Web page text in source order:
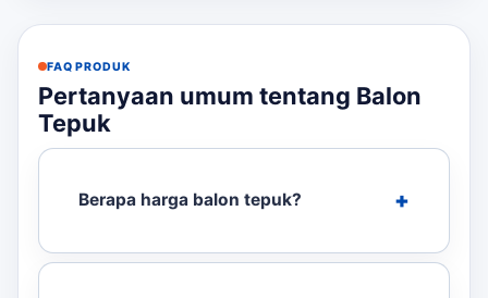
FAQ PRODUK
Pertanyaan umum tentang Balon
Tepuk
Berapa harga balon tepuk?